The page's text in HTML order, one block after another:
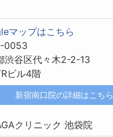
マップはこちら
0053
渋谷区代々木2-2-13
ビル4階
新宿南口院の詳細はこちら
クリニック 池袋院